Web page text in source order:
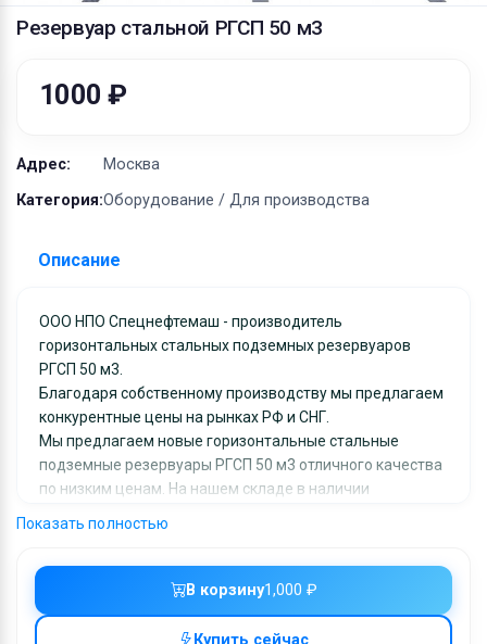
Резервуар стальной РГСП 50 м3
В корзину1,000 ₽
1000 ₽
Адрес:
Москва
Категория:Оборудование / Для производства
Описание
ООО НПО Спецнефтемаш - производитель
горизонтальных стальных подземных резервуаров
РГСП 50 м3.
Благодаря собственному производству мы предлагаем
конкурентные цены на рынках РФ и СНГ.
Мы предлагаем новые горизонтальные стальные
подземные резервуары РГСП 50 м3 отличного качества
по низким ценам. На нашем складе в наличии
Вся продукция сопровождается сопутствующей
документацией. Работаем по конкретным заявкам.
Сроки изготовления и поставки минимальные.
Показать полностью
Хобби и отдых
Материалы